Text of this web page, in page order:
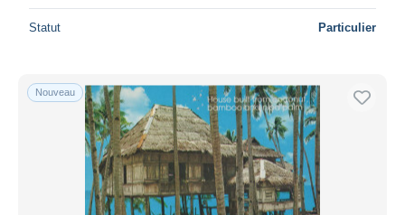
Statut Particulier
Nouveau